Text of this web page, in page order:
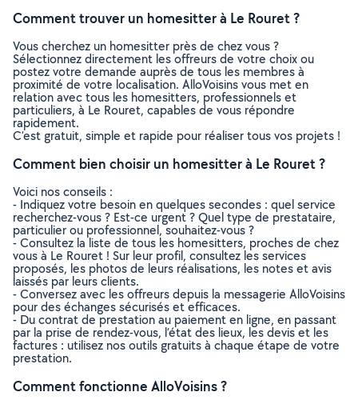
Comment trouver un homesitter à Le Rouret ?
Vous cherchez un homesitter près de chez vous ?
Sélectionnez directement les offreurs de votre choix ou
postez votre demande auprès de tous les membres à
proximité de votre localisation. AlloVoisins vous met en
relation avec tous les homesitters, professionnels et
particuliers, à Le Rouret, capables de vous répondre
rapidement.
C’est gratuit, simple et rapide pour réaliser tous vos projets !
Comment bien choisir un homesitter à Le Rouret ?
Voici nos conseils :
- Indiquez votre besoin en quelques secondes : quel service
recherchez-vous ? Est-ce urgent ? Quel type de prestataire,
particulier ou professionnel, souhaitez-vous ?
- Consultez la liste de tous les homesitters, proches de chez
vous à Le Rouret ! Sur leur profil, consultez les services
proposés, les photos de leurs réalisations, les notes et avis
laissés par leurs clients.
- Conversez avec les offreurs depuis la messagerie AlloVoisins
pour des échanges sécurisés et efficaces.
- Du contrat de prestation au paiement en ligne, en passant
par la prise de rendez-vous, l’état des lieux, les devis et les
factures : utilisez nos outils gratuits à chaque étape de votre
prestation.
Comment fonctionne AlloVoisins ?